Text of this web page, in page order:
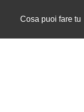
Cosa puoi fare tu